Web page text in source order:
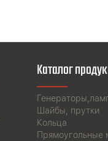
Каталог
Шайбы, прутки
Кольца
Прямоугольные